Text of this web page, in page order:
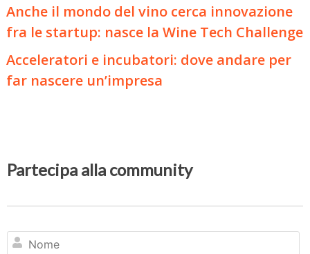
Anche il mondo del vino cerca innovazione
fra le startup: nasce la Wine Tech Challenge
Acceleratori e incubatori: dove andare per
far nascere un’impresa
Partecipa alla community